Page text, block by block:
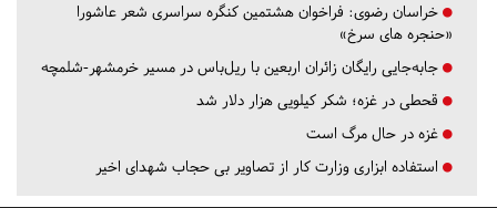
خراسان رضوی: فراخوان هشتمین کنگره سراسری شعر عاشورا
«حنجره های سرخ»
جابه‌جایی رایگان زائران اربعین با ریل‌باس در مسیر خرمشهر-شلمچه
قحطی در غزه؛ شکر کیلویی هزار دلار شد
غزه در حال مرگ است
استفاده ابزاری وزارت کار از تصاویر بی حجاب شهدای اخیر